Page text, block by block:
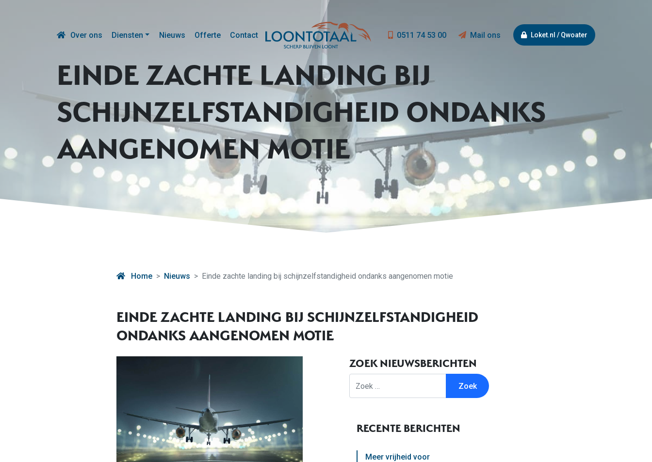
Over ons Diensten Nieuws Offerte Contact 0511 74 53 00 Mail ons Loket.nl / Qwoater
EINDE ZACHTE LANDING BIJ
SCHIJNZELFSTANDIGHEID ONDANKS
AANGENOMEN MOTIE
Home Nieuws Einde zachte landing bij schijnzelfstandigheid ondanks aangenomen motie
EINDE ZACHTE LANDING BIJ SCHIJNZELFSTANDIGHEID
ONDANKS AANGENOMEN MOTIE
ZOEK NIEUWSBERICHTEN
RECENTE BERICHTEN
Meer vrijheid voor